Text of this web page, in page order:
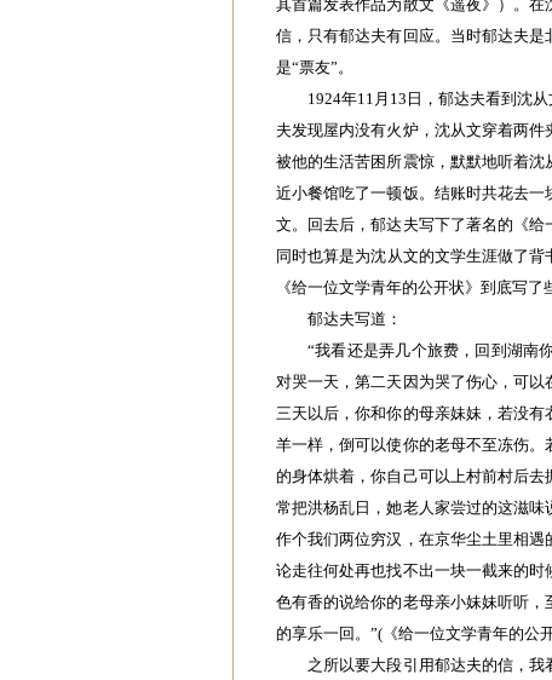
其首篇发表作品为散文《遥夜》）。
信，只有郁达夫有回应。当时郁达夫
是“票友”。
1924年11月13日，郁达夫看到沈
夫发现屋内没有火炉，沈从文穿着两
被他的生活苦困所震惊，默默地听着
近小餐馆吃了一顿饭。结账时共花去
文。回去后，郁达夫写下了著名的《给
同时也算是为沈从文的文学生涯做了
《给一位文学青年的公开状》到底写了
郁达夫写道：
“我看还是弄几个旅费，回到湖南
对哭一天，第二天因为哭了伤心，可
三天以后，你和你的母亲妹妹，若没
羊一样，倒可以使你的老母不至冻伤
的身体烘着，你自己可以上村前村后去
常把洪杨乱日，她老人家尝过的这滋味
作个我们两位穷汉，在京华尘土里相
论走往何处再也找不出一块一截来的
色有香的说给你的老母亲小妹妹听听
的享乐一回。”(《给一位文学青年的公
之所以要大段引用郁达夫的信，